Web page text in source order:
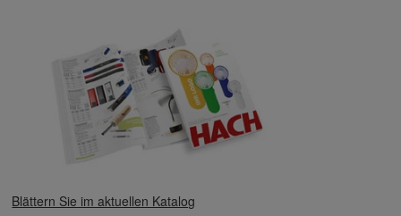
Blättern Sie im aktuellen Katalog